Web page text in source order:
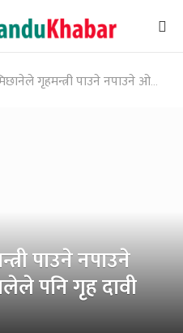
पाउने नपाउने ओलीको हातमा ! एमालेले पनि गृह दावी गर्यो
पाउने नपाउने
पनि गृह दावी